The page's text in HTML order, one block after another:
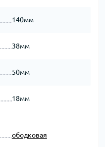
140мм
38мм
50мм
18мм
ободковая